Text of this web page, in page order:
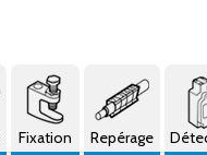
Fixation Repérage